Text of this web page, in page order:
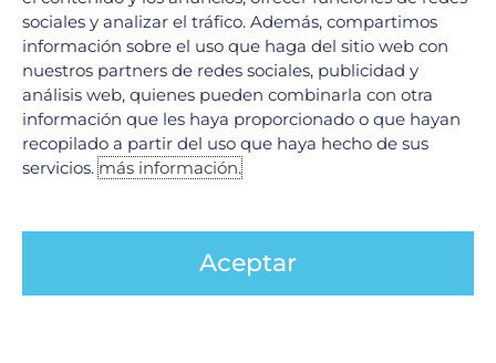
Código stroke en Neurología
En el ámbito de la neurología, existe una máxima ineludible:
«El tiempo es cerebro». Cuando una persona experimenta
síntomas de un evento cerebrovascular (ictus o
sociales y analizar el tráfico. Además, compartimos
información sobre el uso que haga del sitio web con
nuestros partners de redes sociales, publicidad y
análisis web, quienes pueden combinarla con otra
información que les haya proporcionado o que hayan
recopilado a partir del uso que haya hecho de sus
servicios.más información.
Aceptar